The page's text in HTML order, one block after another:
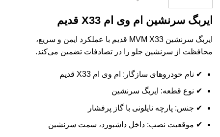
ایربگ سرنشین ام وی ام X33 قدیم
ایربگ سرنشین MVM X33 قدیم با عملکرد ایمن و سریع،
محافظت از سرنشین جلو را در تصادفات تضمین می‌کند.
✔ نام خودروهای سازگار: ام وی ام X33 قدیم
✔ نوع قطعه: ایربگ سرنشین
✔ جنس: پارچه نایلونی با گاز پرفشار
✔ موقعیت نصب: داخل داشبورد، سمت سرنشین